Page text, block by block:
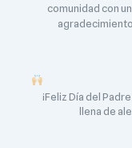
comunidad con
¡Feliz Día del
llena de